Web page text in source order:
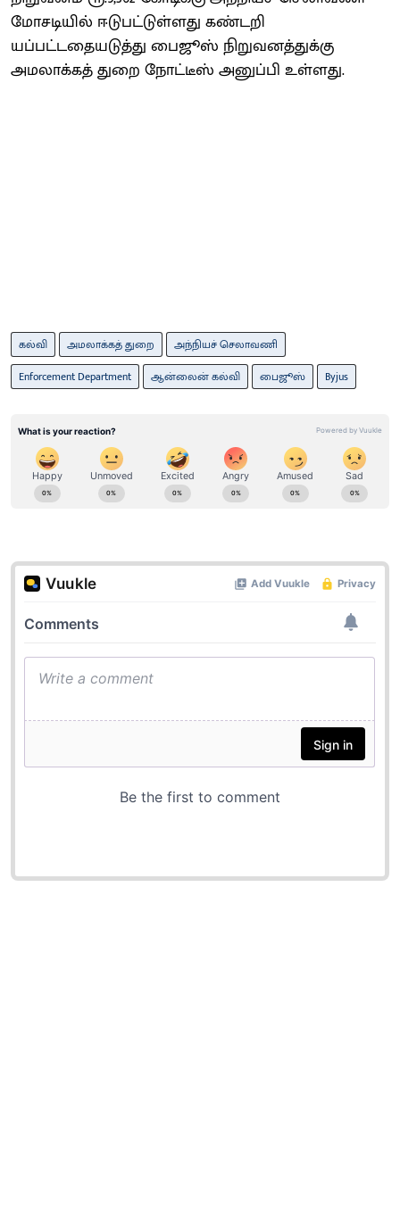
மோசடியில் ஈடுபட்டுள்ளது கண்டறி
யப்பட்டதையடுத்து பைஜூஸ் நிறுவனத்துக்கு
அமலாக்கத் துறை நோட்டீஸ் அனுப்பி உள்ளது.
கல்வி அமலாக்கத் துறை
அந்நியச் செலாவணி
Enforcement Department
ஆன்லைன் கல்வி பைஜூஸ் Byjus